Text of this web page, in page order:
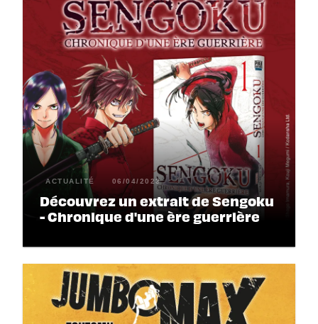
ACTUALITÉ 06/04/2023
Découvrez un extrait de Sengoku
- Chronique d'une ère guerrière